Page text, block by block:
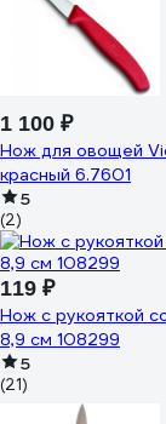
1 100 ₽
Нож для овощей
красный 6.7601
5
(2)
119 ₽
Нож с рукояткой
8,9 см 108299
5
(21)